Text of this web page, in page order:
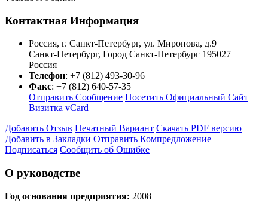
Контактная Информация
Россия, г. Санкт-Петербург, ул. Миронова, д.9
Санкт-Петербург, Город Санкт-Петербург 195027
Россия
Телефон: +7 (812) 493-30-96
Факс: +7 (812) 640-57-35
Отправить Сообщение Посетить Официальный Сайт
Визитка vCard
Добавить Отзыв Печатный Вариант Скачать PDF версию
Добавить в Закладки Отправить Компредложение
Подписаться Сообщить об Ошибке
О руководстве
Год основания предприятия: 2008